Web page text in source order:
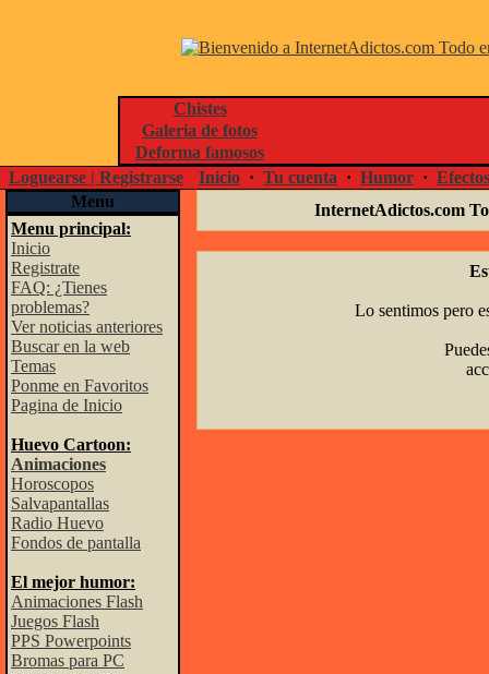
Chistes
Galeria de fotos
Deforma famosos
Loguearse | Registrarse
Inicio · Tu cuenta · Humor ·
Menu
Menu principal:
Inicio
Registrate
FAQ: ¿Tienes
problemas?
Ver noticias anteriores
Buscar en la web
Temas
Ponme en Favoritos
Pagina de Inicio
Huevo Cartoon:
Animaciones
Horoscopos
Salvapantallas
Radio Huevo
Fondos de pantalla
El mejor humor:
Animaciones Flash
Juegos Flash
PPS Powerpoints
Bromas para PC
InternetAdictos.com
Lo sentimos pero